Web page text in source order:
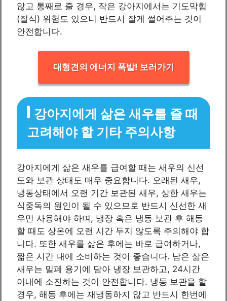
않고 통째로 줄 경우, 작은 강아지에서는 기도막힘
(질식) 위험도 있으니 반드시 잘게 썰어주는 것이
안전합니다.
대형견의 에너지 폭발! 보러가기
강아지에게 삶은 새우를 줄 때
고려해야 할 기타 주의사항
강아지에게 삶은 새우를 급여할 때는 새우의 신선
도와 보관 상태도 매우 중요합니다. 오래된 새우,
냉동상태에서 오랜 기간 보관된 새우, 상한 새우는
식중독의 원인이 될 수 있으므로 반드시 신선한 새
우만 사용해야 하며, 냉장 혹은 냉동 보관 후 해동
할 때도 상온에 오랜 시간 두지 않도록 주의해야 합
니다. 또한 새우를 삶은 후에는 바로 급여하거나,
짧은 시간 내에 소비하는 것이 좋습니다. 남은 삶은
새우는 밀폐 용기에 담아 냉장 보관하고, 24시간
이내에 소진하는 것이 안전합니다. 냉동 보관을 할
경우, 해동 후에는 재냉동하지 않고 반드시 한번에